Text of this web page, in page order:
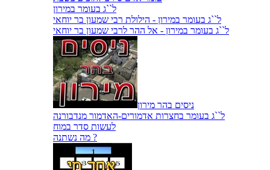
ל``ג בעומר במירון
ל``ג בעומר במירון - הילולת רבי שמעון בר יוחאי
ל``ג בעומר במירון - אל ההר לרבי שמעון בר יוחאי
ניסים בהר מירון
ל``ג בעומר בחצרות אדמורים-האדמור מנדבורנה
לעשות סדר במוח
מה נשתנה ?